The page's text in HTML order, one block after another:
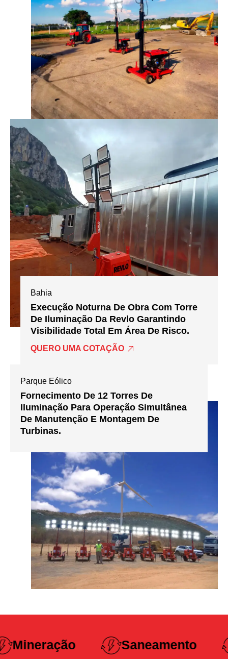
Bahia
Execução Noturna De Obra Com Torre
De Iluminação Da Revlo Garantindo
Visibilidade Total Em Área De Risco.
QUERO UMA COTAÇÃO
Parque Eólico
Fornecimento De 12 Torres De
Iluminação Para Operação Simultânea
De Manutenção E Montagem De
Turbinas.
Saneamento
Construção
Pesada